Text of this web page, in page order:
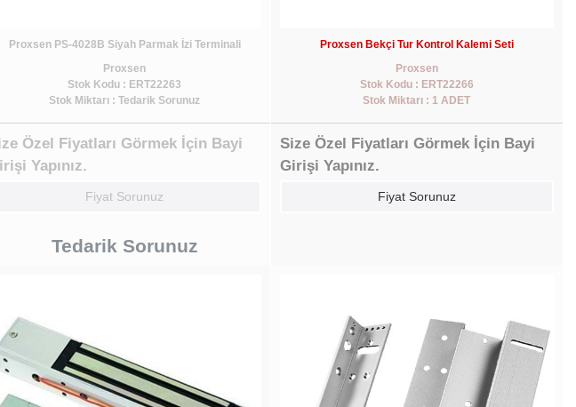
Proxsen PS-4028B Siyah Parmak İzi Terminali
Proxsen
Stok Kodu : ERT22263
Stok Miktarı : Tedarik Sorunuz
Özel Fiyatları Görmek İçin Bayi
Yapınız.
Fiyat Sorunuz
Tedarik Sorunuz
Proxsen Bekçi Tur Kontrol Kalemi Seti
Proxsen
Stok Kodu : ERT22266
Stok Miktarı : 1 ADET
Size Özel Fiyatları Görmek İçin Bayi
Girişi Yapınız.
Fiyat Sorunuz